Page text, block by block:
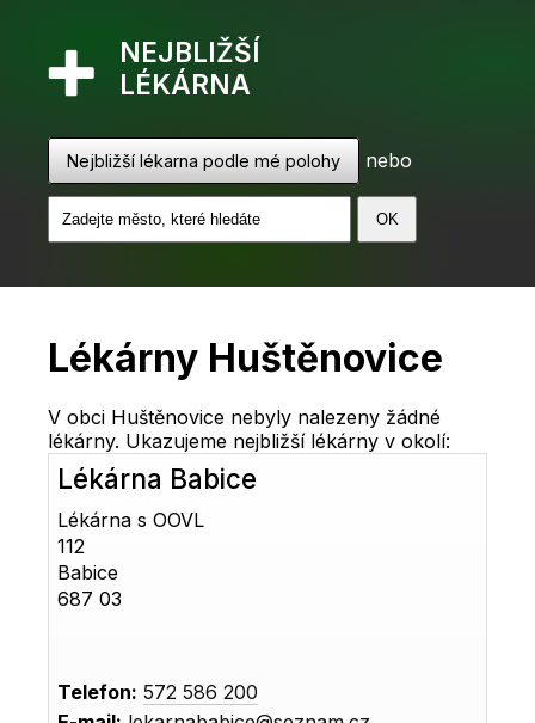
NEJBLIŽŠÍ
LÉKÁRNA
Nejbližší lékarna podle mé polohy nebo
Lékárny Huštěnovice
V obci Huštěnovice nebyly nalezeny žádné
lékárny. Ukazujeme nejbližší lékárny v okolí:
Lékárna Babice
Lékárna s OOVL
112
Babice
687 03
Telefon: 572 586 200